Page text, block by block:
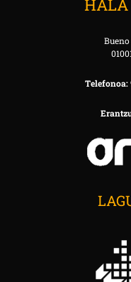
HALA
Telefonoa: